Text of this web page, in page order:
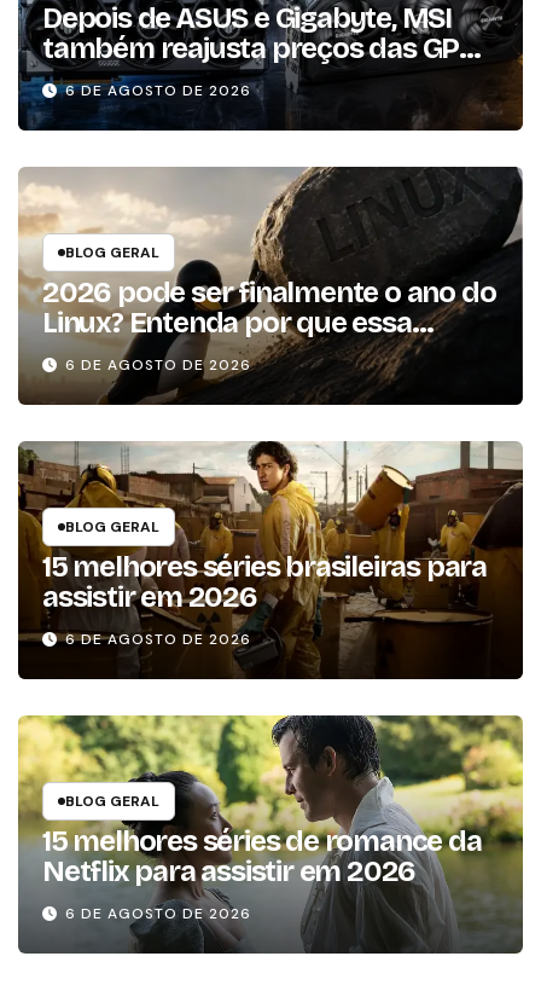
Depois de ASUS e Gigabyte, MSI
também reajusta preços das GPUs
em mais de 20%
6 DE AGOSTO DE 2026
BLOG GERAL
2026 pode ser finalmente o ano do
Linux? Entenda por que essa
previsão voltou à tona
6 DE AGOSTO DE 2026
BLOG GERAL
15 melhores séries brasileiras para
assistir em 2026
6 DE AGOSTO DE 2026
BLOG GERAL
15 melhores séries de romance da
Netflix para assistir em 2026
6 DE AGOSTO DE 2026